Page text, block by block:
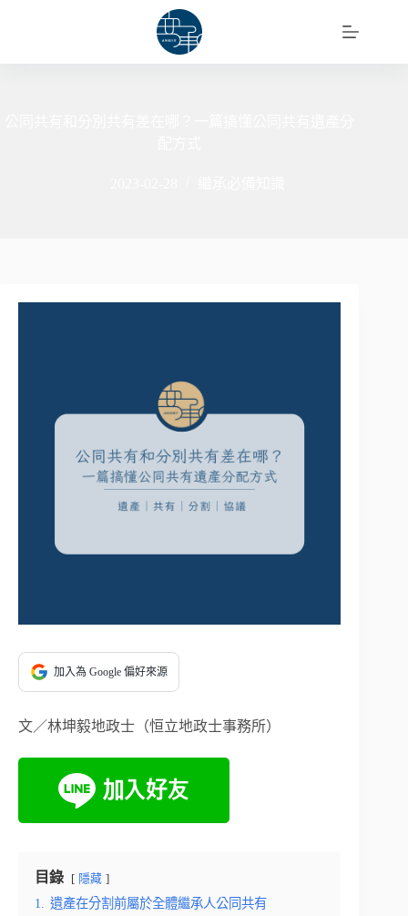
加入為 Google 偏好來源
文／林坤毅地政士（恒立地政士事務所）
目錄 隱藏
1. 遺產在分割前屬於全體繼承人公同共有